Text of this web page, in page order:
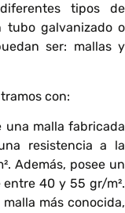
tipos de
tubo galvanizado o
ser: mallas y
con:
una malla fabricada
resistencia a la
Además, posee un
40 y 55 gr/m².
más conocida,